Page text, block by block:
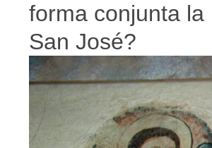
forma conjunta
San José?